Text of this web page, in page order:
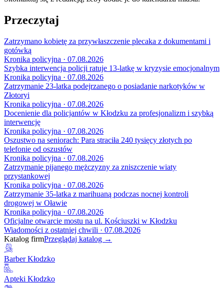
Przeczytaj
Zatrzymano kobietę za przywłaszczenie plecaka z dokumentami i
gotówką
Kronika policyjna · 07.08.2026
Szybka interwencja policji ratuje 13-latkę w kryzysie emocjonalnym
Kronika policyjna · 07.08.2026
Zatrzymanie 23-latka podejrzanego o posiadanie narkotyków w
Złotoryi
Kronika policyjna · 07.08.2026
Docenienie dla policjantów w Kłodzku za profesjonalizm i szybką
interwencję
Kronika policyjna · 07.08.2026
Oszustwo na seniorach: Para straciła 240 tysięcy złotych po
telefonie od oszustów
Kronika policyjna · 07.08.2026
Zatrzymanie pijanego mężczyzny za zniszczenie wiaty
przystankowej
Kronika policyjna · 07.08.2026
Zatrzymanie 35-latka z marihuaną podczas nocnej kontroli
drogowej w Oławie
Kronika policyjna · 07.08.2026
Oficjalne otwarcie mostu na ul. Kościuszki w Kłodzku
Wiadomości z ostatniej chwili · 07.08.2026
Katalog firmPrzeglądaj katalog →
Barber Kłodzko
Apteki Kłodzko